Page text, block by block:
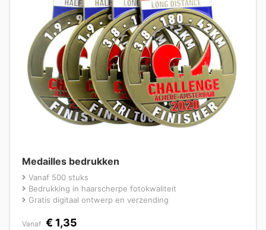
Medailles bedrukken
Vanaf 500 stuks
Bedrukking in haarscherpe fotokwaliteit
Gratis digitaal ontwerp en verzending
Vanaf € 1,35